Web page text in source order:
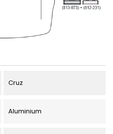
Cruz
Aluminium